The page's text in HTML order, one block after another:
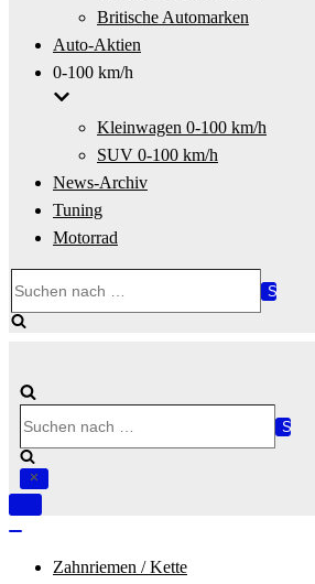
Britische Automarken
Auto-Aktien
0-100 km/h
Kleinwagen 0-100 km/h
SUV 0-100 km/h
News-Archiv
Tuning
Motorrad
nach …
nach …
Navigation
Zahnriemen / Kette